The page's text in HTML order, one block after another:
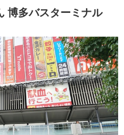
博多バスターミナル